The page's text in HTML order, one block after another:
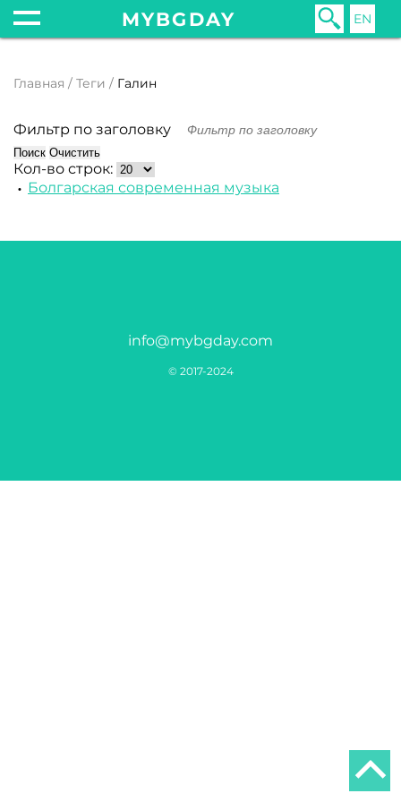
MYBGDAY EN
Главная Теги Галин
Фильтр по заголовку
Поиск Очистить
Кол-во строк:
Болгарская современная музыка
info@mybgday.com
© 2017-2024